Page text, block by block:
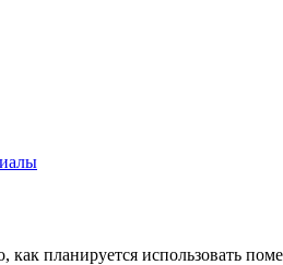
планируется использовать